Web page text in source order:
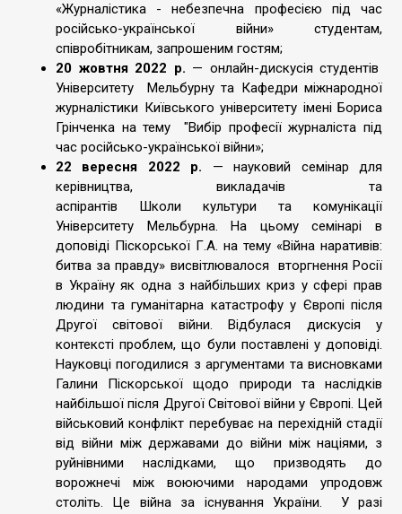
«Журналістика - небезпечна професією під час
російсько-української війни» студентам,
співробітникам, запрошеним гостям;
20 жовтня 2022 р. — онлайн-дискусія студентів
Університету Мельбурну та Кафедри міжнародної
журналістики Київського університету імені Бориса
Грінченка на тему "Вибір професії журналіста під
час російсько-української війни»;
22 вересня
2022 р. — науковий семінар для
керівництва, викладачів та
аспірантів Школи культури та комунікації
Університету Мельбурна. На цьому семінарі в
доповіді Піскорської Г.А. на тему «Війна наративів:
битва за правду» висвітлювалося вторгнення Росії
в Україну як одна з найбільших криз у сфері прав
людини та гуманітарна катастрофу у Європі після
Другої світової війни. Відбулася дискусія у
контексті проблем, що були поставлені у доповіді.
Науковці погодилися з аргументами та висновками
Галини Піскорської щодо природи та наслідків
найбільшої після Другої Світової війни у Європі. Цей
військовий конфлікт перебуває на перехідній стадії
від війни між державами до війни між націями, з
руйнівними наслідками, що призводять до
ворожнечі між воюючими народами упродовж
століть. Це війна за існування України. У разі